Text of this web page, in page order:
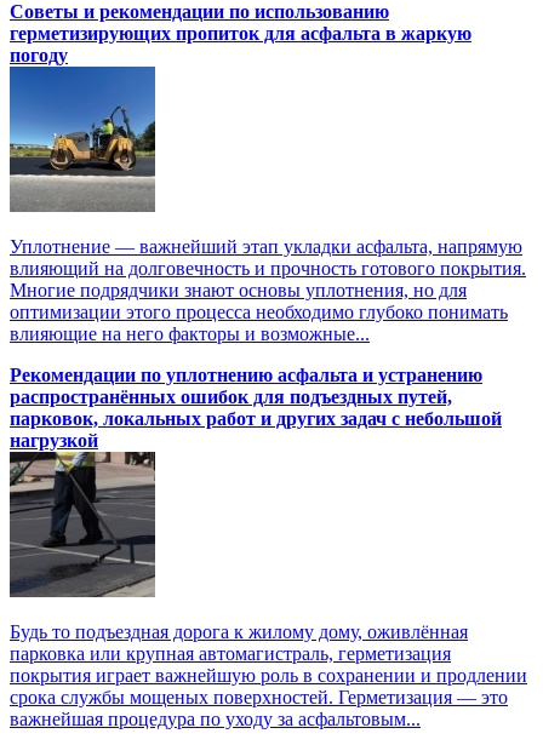
Советы и рекомендации по использованию
герметизирующих пропиток для асфальта в жаркую
погоду
Уплотнение — важнейший этап укладки асфальта, напрямую
влияющий на долговечность и прочность готового покрытия.
Многие подрядчики знают основы уплотнения, но для
оптимизации этого процесса необходимо глубоко понимать
влияющие на него факторы и возможные...
Рекомендации по уплотнению асфальта и устранению
распространённых ошибок для подъездных путей,
парковок, локальных работ и других задач с небольшой
нагрузкой
Будь то подъездная дорога к жилому дому, оживлённая
парковка или крупная автомагистраль, герметизация
покрытия играет важнейшую роль в сохранении и продлении
срока службы мощеных поверхностей. Герметизация — это
важнейшая процедура по уходу за асфальтовым...